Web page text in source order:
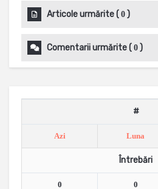
Articole urmărite( 0 )
Comentarii urmărite( 0 )
#
Azi Luna
Întrebări
0 0